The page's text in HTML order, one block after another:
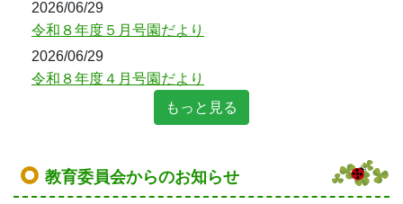
2026/06/29
令和８年度５月号園だより
2026/06/29
令和８年度４月号園だより
もっと見る
教育委員会からのお知らせ